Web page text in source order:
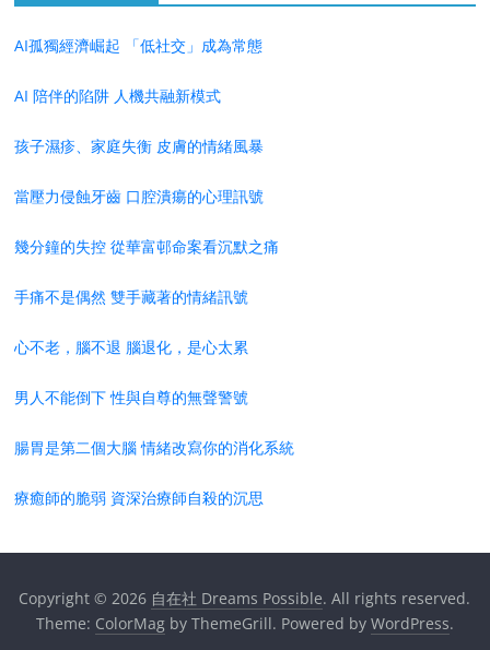
AI孤獨經濟崛起 「低社交」成為常態
AI 陪伴的陷阱 人機共融新模式
孩子濕疹、家庭失衡 皮膚的情緒風暴
當壓力侵蝕牙齒 口腔潰瘍的心理訊號
幾分鐘的失控 從華富邨命案看沉默之痛
手痛不是偶然 雙手藏著的情緒訊號
心不老，腦不退 腦退化，是心太累
男人不能倒下 性與自尊的無聲警號
腸胃是第二個大腦 情緒改寫你的消化系統
療癒師的脆弱 資深治療師自殺的沉思
Copyright © 2026 自在社 Dreams Possible. All rights reserved.
Theme: ColorMagby ThemeGrill. Powered by WordPress.